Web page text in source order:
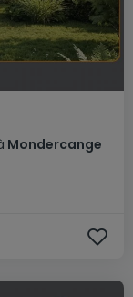
Mondercange